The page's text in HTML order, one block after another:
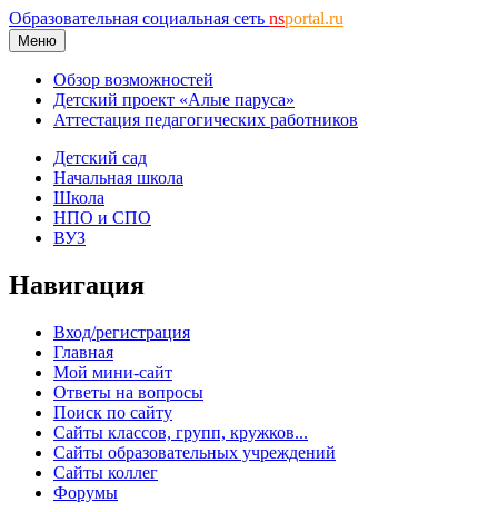
Образовательная социальная сеть nsportal.ru
Меню
Обзор возможностей
Детский проект «Алые паруса»
Аттестация педагогических работников
Детский сад
Начальная школа
Школа
НПО и СПО
ВУЗ
Навигация
Вход/регистрация
Главная
Мой мини-сайт
Ответы на вопросы
Поиск по сайту
Сайты классов, групп, кружков...
Сайты образовательных учреждений
Сайты коллег
Форумы